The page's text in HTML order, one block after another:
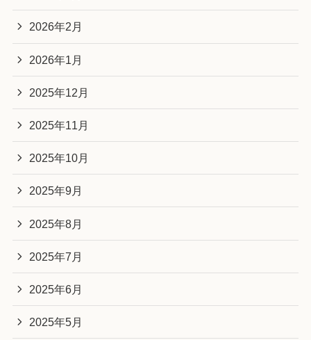
2026年2月
2026年1月
2025年12月
2025年11月
2025年10月
2025年9月
2025年8月
2025年7月
2025年6月
2025年5月